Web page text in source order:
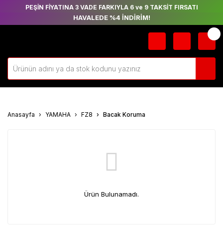
PEŞİN FİYATINA 3 VADE FARKIYLA 6 ve 9 TAKSİT FIRSATI
HAVALEDE %4 İNDİRİM!
Anasayfa YAMAHA FZ8 Bacak Koruma
Ürün Bulunamadı.